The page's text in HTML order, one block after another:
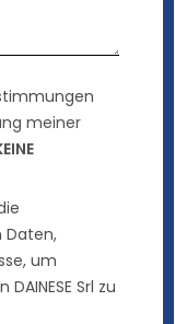
meiner
Daten,
um
Srl zu